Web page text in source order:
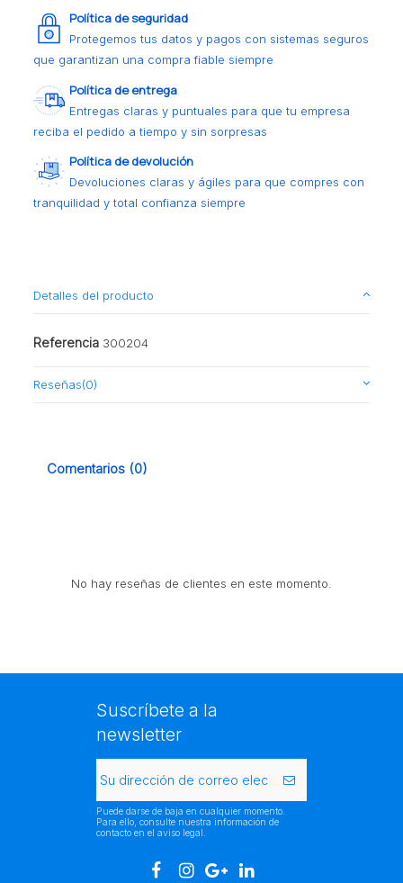
Política de seguridad
Protegemos tus datos y pagos con sistemas seguros
que garantizan una compra fiable siempre
Política de entrega
Entregas claras y puntuales para que tu empresa
reciba el pedido a tiempo y sin sorpresas
Política de devolución
Devoluciones claras y ágiles para que compres con
tranquilidad y total confianza siempre
Detalles del producto
Referencia 300204
Reseñas(0)
Comentarios (0)
No hay reseñas de clientes en este momento.
Suscríbete a la
newsletter
Puede darse de baja en cualquier momento.
Para ello, consulte nuestra información de
contacto en el aviso legal.